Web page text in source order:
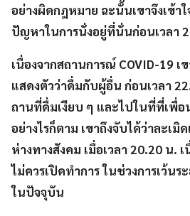
อย่างผิดกฎหมาย ฉะนั้นเขาจึงเข้า
ปัญหาในการนั่งอยู่ที่นั่นก่อนเวลา
เนื่องจากสถานการณ์ COVID-19 เ
แสดงตัวว่าดื่มกับผู้อื่น ก่อนเวลา
ถานที่ดื่มเงียบ ๆ และไปในที่ที่เพื่อ
อย่างไรก็ตาม เขาถึงจับได้ว่าละเมิ
ห่างทางสังคม เมื่อเวลา 20.20 น.
ไม่ควรเปิดทำการ ในช่วงการเว้น
ในปัจจุบัน